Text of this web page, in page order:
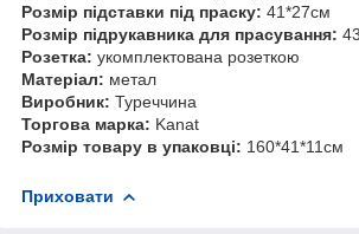
Розмір підставки під праску: 41*27см
Розмір підрукавника для прасування:
Розетка: укомплектована розеткою
Матеріал: метал
Виробник: Туреччина
Торгова марка: Kanat
Розмір товару в упаковці: 160*41*11см
Приховати